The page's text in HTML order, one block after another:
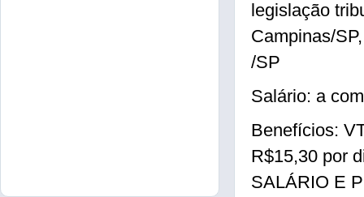
legislação
Campinas/
/SP
Salário: a
Benefícios:
R$15,30 por
SALÁRIO E